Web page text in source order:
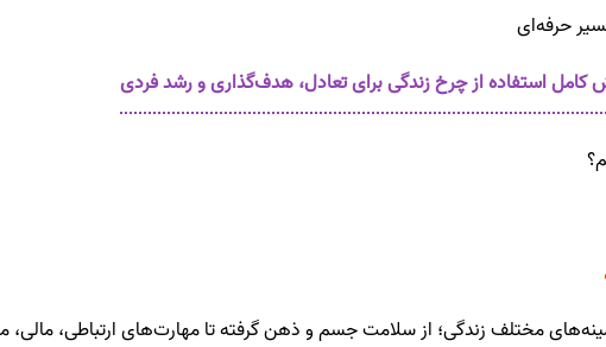
حرفه‌ای
استفاده از چرخ زندگی برای تعادل، هدف‌گذاری و رشد فردی
مختلف زندگی؛ از سلامت جسم و ذهن گرفته تا مهارت‌های ارتباطی،